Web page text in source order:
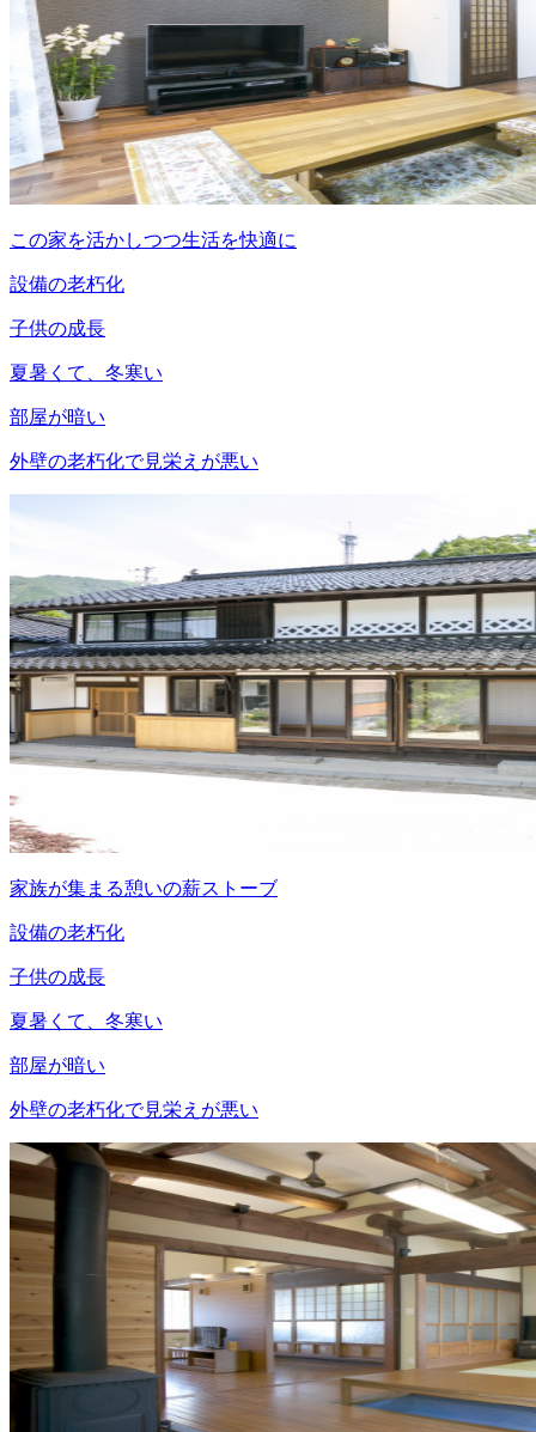
この家を活かしつつ生活を快適に
設備の老朽化
子供の成長
夏暑くて、冬寒い
部屋が暗い
外壁の老朽化で見栄えが悪い
家族が集まる憩いの薪ストーブ
設備の老朽化
子供の成長
夏暑くて、冬寒い
部屋が暗い
外壁の老朽化で見栄えが悪い